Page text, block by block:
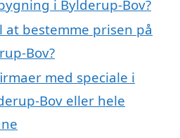
i Bylderup-Bov?
at bestemme prisen på
Bov?
med speciale i
Bov eller hele